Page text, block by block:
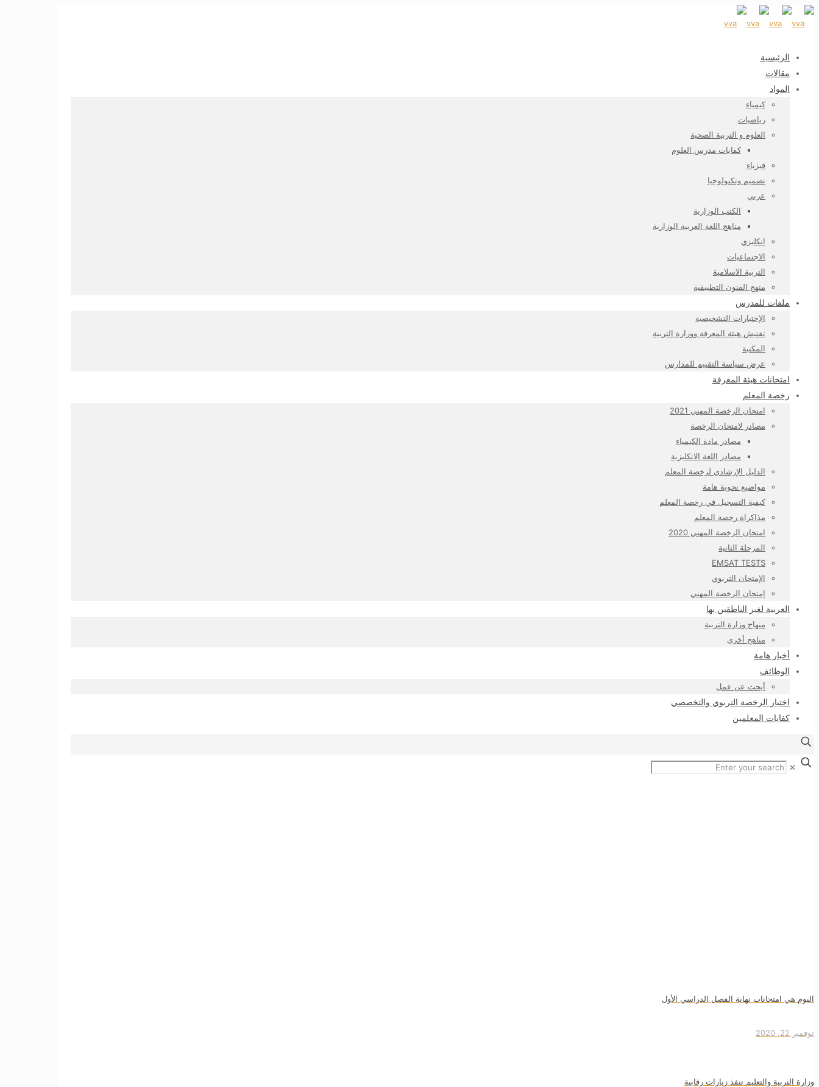
الرئيسية
مقالات
المواد
كيمياء
رياضيات
العلوم و التربية الصحية
كفايات مدرس العلوم
فيزياء
تصميم وتكنولوجيا
عربي
الكتب الوزارية
مناهج اللغة العربية الوزارية
انكليزي
الاجتماعيات
التربية الاسلامية
منهج الفنون التطبيقية
ملفات للمدرس
الإختبارات التشخيصية
تفتيش هيئة المعرفة ووزارة التربية
المكتبة
عرض سياسة التقييم للمدارس
امتحانات هيئة المعرفة
رخصة المعلم
امتحان الرخصة المهني 2021
مصادر لامتحان الرخصة
مصادر مادة الكيمياء
مصادر اللغة الانكليزية
الدليل الإرشادي لرخصة المعلم
مواضيع نحوية هامة
كيفية التسجيل في رخصة المعلم
مذاكراة رخصة المعلم
امتحان الرخصة المهني 2020
المرحلة الثانية
EMSAT TESTS
الإمتحان التربوي
إمتحان الرخصة المهني
العربية لغير الناطقين بها
منهاج وزارة التربية
مناهج أخرى
أخبار هامة
الوظائف
أبحث عن عمل
اختبار الرخصة التربوي والتخصصي
كفايات المعلمين
✕
اليوم هي امتحانات نهاية الفصل الدراسي الأول
نوفمبر 22, 2020
وزارة التربية والتعليم تنفذ زيارات رقابية